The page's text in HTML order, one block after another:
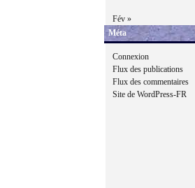
Fév »
Méta
Connexion
Flux des publications
Flux des commentaires
Site de WordPress-FR